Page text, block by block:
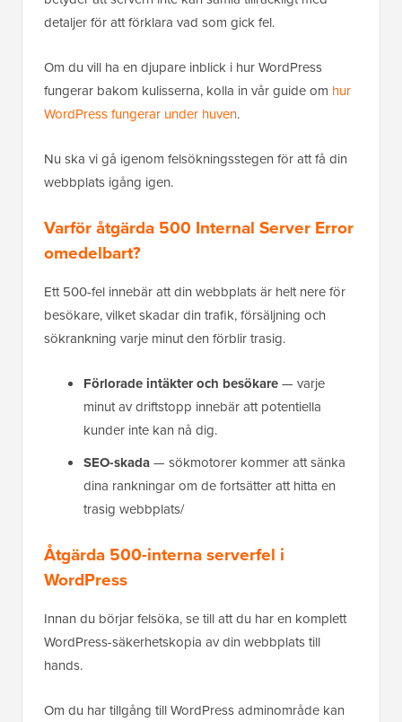
detaljer för att förklara vad som gick fel.
Om du vill ha en djupare inblick i hur WordPress
fungerar bakom kulisserna, kolla in vår guide om hur
WordPress fungerar under huven.
Nu ska vi gå igenom felsökningsstegen för att få din
webbplats igång igen.
Varför åtgärda 500 Internal Server Error
omedelbart?
Ett 500-fel innebär att din webbplats är helt nere för
besökare, vilket skadar din trafik, försäljning och
sökrankning varje minut den förblir trasig.
Förlorade intäkter och besökare— varje
minut av driftstopp innebär att potentiella
kunder inte kan nå dig.
SEO-skada— sökmotorer kommer att sänka
dina rankningar om de fortsätter att hitta en
trasig webbplats/
Åtgärda 500-interna serverfel i
WordPress
Innan du börjar felsöka, se till att du har en komplett
WordPress-säkerhetskopia av din webbplats till
hands.
Om du har tillgång till WordPress adminområde kan